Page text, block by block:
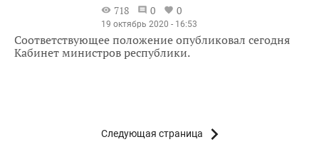
718
0 0
19 октябрь 2020 - 16:53
Соответствующее положение опубликовал сегодня
Кабинет министров республики.
Следующая страница